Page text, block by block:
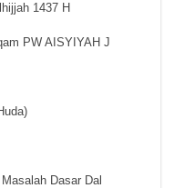
1437 H
PW AISYIYAH J
Dasar Dal